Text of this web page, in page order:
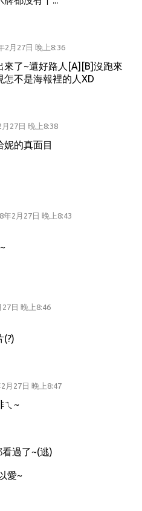
2月27日 晚上8:36
來了~還好路人[A][B]沒跑來
怎不是海報裡的人XD
月27日 晚上8:38
妮的真面目
年2月27日 晚上8:43
27日 晚上8:46
(?)
月27日 晚上8:47
ㄟ~
過了~(逃)
愛~